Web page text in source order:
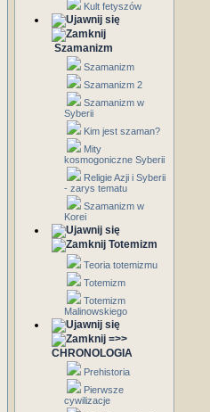
Kult fetyszów
Szamanizm
Szamanizm
Szamanizm 2
Szamanizm w
Syberii
Kim jest szaman?
Mity
kosmogoniczne Syberii
Religie Azji i Syberii
- zarys tematu
Szamanizm w
Korei
Totemizm
Teoria totemizmu
Totemizm
Totemizm
Malinowskiego
=>>
CHRONOLOGIA
Prehistoria
Pierwsze
cywilizacje